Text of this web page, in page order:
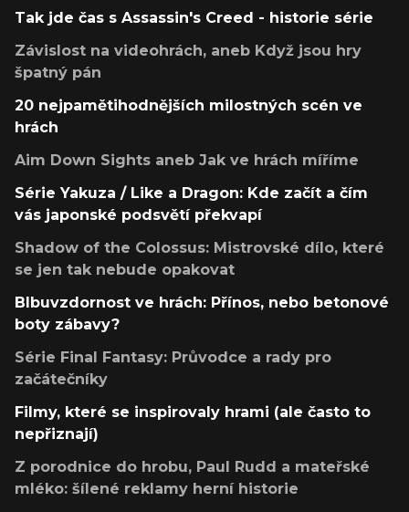
Tak jde čas s Assassin's Creed - historie série
Závislost na videohrách, aneb Když jsou hry
špatný pán
20 nejpamětihodnějších milostných scén ve
hrách
Aim Down Sights aneb Jak ve hrách míříme
Série Yakuza / Like a Dragon: Kde začít a čím
vás japonské podsvětí překvapí
Shadow of the Colossus: Mistrovské dílo, které
se jen tak nebude opakovat
Blbuvzdornost ve hrách: Přínos, nebo betonové
boty zábavy?
Série Final Fantasy: Průvodce a rady pro
začátečníky
Filmy, které se inspirovaly hrami (ale často to
nepřiznají)
Z porodnice do hrobu, Paul Rudd a mateřské
mléko: šílené reklamy herní historie